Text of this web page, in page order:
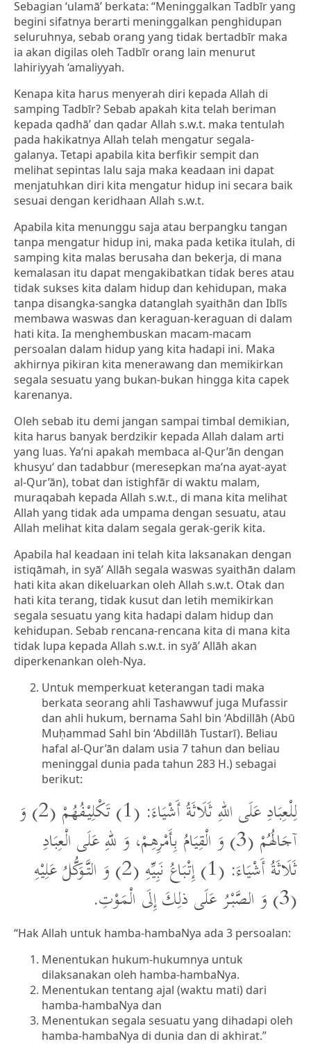
Sebagian ‘ulamā’ berkata: “Meninggalkan Tadbīr yang
begini sifatnya berarti meninggalkan penghidupan
seluruhnya, sebab orang yang tidak bertadbīr maka
ia akan digilas oleh Tadbīr orang lain menurut
lahiriyyah ‘amaliyyah.
Kenapa kita harus menyerah diri kepada Allah di
samping Tadbīr? Sebab apakah kita telah beriman
kepada qadhā’ dan qadar Allah s.w.t. maka tentulah
pada hakikatnya Allah telah mengatur segala-
galanya. Tetapi apabila kita berfikir sempit dan
melihat sepintas lalu saja maka keadaan ini dapat
menjatuhkan diri kita mengatur hidup ini secara baik
sesuai dengan keridhaan Allah s.w.t.
Apabila kita menunggu saja atau berpangku tangan
tanpa mengatur hidup ini, maka pada ketika itulah, di
samping kita malas berusaha dan bekerja, di mana
kemalasan itu dapat mengakibatkan tidak beres atau
tidak sukses kita dalam hidup dan kehidupan, maka
tanpa disangka-sangka datanglah syaithān dan Iblīs
membawa waswas dan keraguan-keraguan di dalam
hati kita. Ia menghembuskan macam-macam
persoalan dalam hidup yang kita hadapi ini. Maka
akhirnya pikiran kita menerawang dan memikirkan
segala sesuatu yang bukan-bukan hingga kita capek
karenanya.
Oleh sebab itu demi jangan sampai timbal demikian,
kita harus banyak berdzikir kepada Allah dalam arti
yang luas. Ya‘ni apakah membaca al-Qur’ān dengan
khusyu‘ dan tadabbur (meresepkan ma‘na ayat-ayat
al-Qur’ān), tobat dan istighfār di waktu malam,
muraqabah kepada Allah s.w.t., di mana kita melihat
Allah yang tidak ada umpama dengan sesuatu, atau
Allah melihat kita dalam segala gerak-gerik kita.
Apabila hal keadaan ini telah kita laksanakan dengan
istiqāmah, in syā’ Allāh segala waswas syaithān dalam
hati kita akan dikeluarkan oleh Allah s.w.t. Otak dan
hati kita terang, tidak kusut dan letih memikirkan
segala sesuatu yang kita hadapi dalam hidup dan
kehidupan. Sebab rencana-rencana kita di mana kita
tidak lupa kepada Allah s.w.t. in syā’ Allāh akan
diperkenankan oleh-Nya.
Untuk memperkuat keterangan tadi maka
berkata seorang ahli Tashawwuf juga Mufassir
dan ahli hukum, bernama Sahl bin ‘Abdillāh (Abū
Muḥammad Sahl bin ‘Abdillāh Tustarī). Beliau
hafal al-Qur’ān dalam usia 7 tahun dan beliau
meninggal dunia pada tahun 283 H.) sebagai
berikut:
لِلْعِبَادِ عَلَى اللهِ ثَلَاثَةُ أَشْيَاءَ: (1) تَكْلِيْفُهُمْ (2) وَ
آجَالُهُمْ (3) وَ الْقِيَامُ بِأَمْرِهِمْ، وَ للهِ عَلَى الْعِبَادِ
ثَلَاثَةُ أَشْيَاءَ: (1) إِتْبَاعُ نَبِيِّهِ (2) وَ التَّوَكُّلُ عَلِيْهِ
(3) وَ الصَّبْرُ عَلَى ذلِكَ إِلَى الْمَوْتِ.
“Hak Allah untuk hamba-hambaNya ada 3 persoalan:
Menentukan hukum-hukumnya untuk
dilaksanakan oleh hamba-hambaNya.
Menentukan tentang ajal (waktu mati) dari
hamba-hambaNya dan
Menentukan segala sesuatu yang dihadapi oleh
hamba-hambaNya di dunia dan di akhirat.”